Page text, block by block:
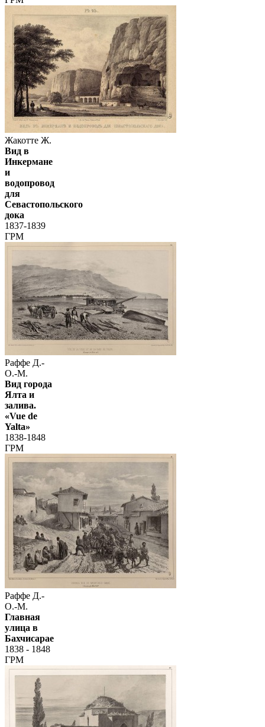
Жакотте Ж.
Вид в
Инкермане
и
водопровод
для
Севастопольского
дока
1837-1839
ГРМ
Раффе Д.-
О.-М.
Вид города
Ялта и
залива.
«Vue de
Yalta»
1838-1848
ГРМ
Раффе Д.-
О.-М.
Главная
улица в
Бахчисарае
1838 - 1848
ГРМ